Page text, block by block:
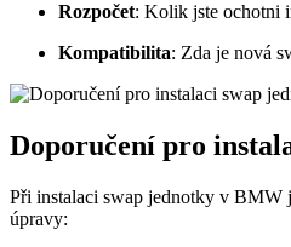
Rozpočet: Kolik jste ochotni
Kompatibilita: Zda je nová
Doporučení pro
Při instalaci swap jednotky v BMW
úpravy: